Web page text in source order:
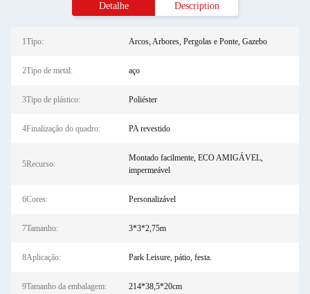
Detalhe Description
1Tipo: Arcos, Arbores, Pergolas e Ponte, Gazebo
2Tipo de metal: aço
3Tipo de plástico: Poliéster
4Finalização do quadro: PA revestido
5Recurso:
Montado facilmente, ECO AMIGÁVEL,
impermeável
6Cores: Personalizável
7Tamanho: 3*3*2,75m
8Aplicação: Park Leisure, pátio, festa.
9Tamanho da embalagem: 214*38,5*20cm